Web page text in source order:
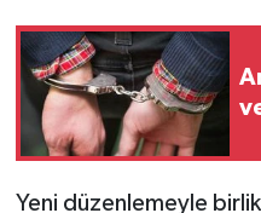
Yeni düzenlemeyle